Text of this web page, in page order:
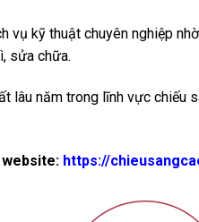
vụ kỹ thuật chuyên nghiệp
sửa chữa.
lâu năm trong lĩnh vực chiếu
website: https://